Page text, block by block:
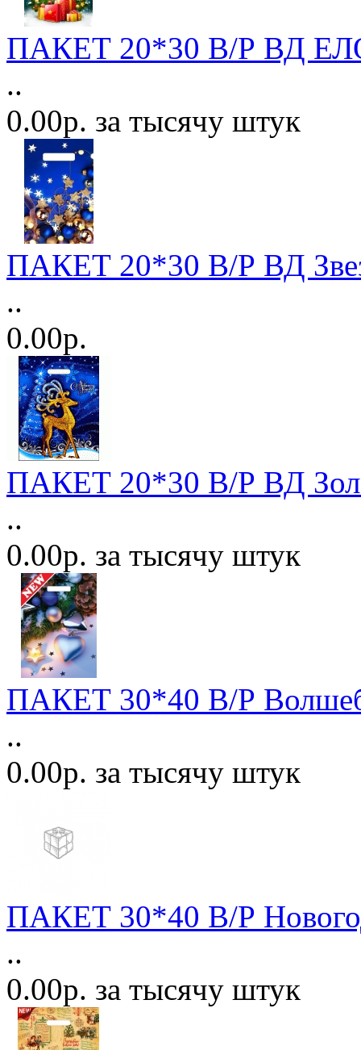
ПАКЕТ 20*30 В/Р ВД
..
0.00р. за тысячу штук
ПАКЕТ 20*30 В/Р ВД
..
0.00р.
ПАКЕТ 20*30 В/Р ВД
..
0.00р. за тысячу штук
ПАКЕТ 30*40 В/Р
..
0.00р. за тысячу штук
ПАКЕТ 30*40 В/Р
..
0.00р. за тысячу штук